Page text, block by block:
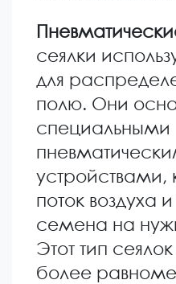
сеялки
для
полю. Они
специальными
устройствами,
поток воздуха
семена на
Этот тип
более